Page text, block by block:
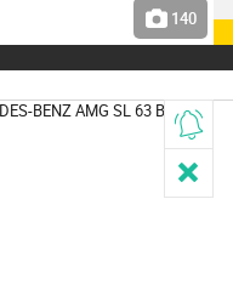
140